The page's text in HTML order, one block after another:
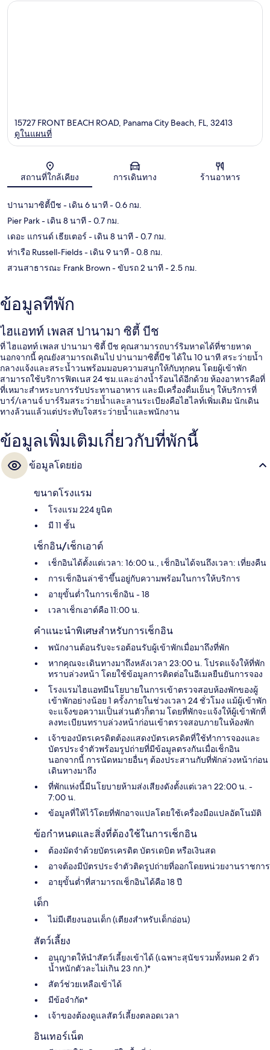
แผนที่
15727 FRONT BEACH ROAD, Panama City Beach, FL, 32413
ดูในแผนที่
สถานที่ใกล้เคียง การเดินทาง ร้านอาหาร
ปานามาซิตี้บีช - เดิน 6 นาที- 0.6 กม.
Pier Park- เดิน 8 นาที- 0.7 กม.
เดอะ แกรนด์ เธียเตอร์ - เดิน 8 นาที- 0.7 กม.
ท่าเรือ Russell-Fields- เดิน 9 นาที- 0.8 กม.
สวนสาธารณะ Frank Brown- ขับรถ 2 นาที- 2.5 กม.
ข้อมูลที่พัก
ไฮแอทท์ เพลส ปานามา ซิตี้ บีช
ที่ ไฮแอทท์ เพลส ปานามา ซิตี้ บีช คุณสามารถบาร์ริมหาดได้ที่ชายหาด
นอกจากนี้ คุณยังสามารถเดินไป ปานามาซิตี้บีช ได้ใน 10 นาที สระว่ายน้ำ
กลางแจ้งและสระน้ำวนพร้อมมอบความสนุกให้กับทุกคน โดยผู้เข้าพัก
สามารถใช้บริการฟิตเนส 24 ชม.และอ่างน้ำร้อนได้อีกด้วย ห้องอาหารคือที่
ที่เหมาะสำหระบการรับประทานอาหาร และมีเครื่องดื่มเย็นๆ ให้บริการที่
บาร์/เลานจ์ บาร์ริมสระว่ายน้ำและลานระเบียงคือไฮไลท์เพิ่มเติม นักเดิน
ทางล้วนแล้วแต่ประทับใจสระว่ายน้ำและพนักงาน
ข้อมูลเพิ่มเติมเกี่ยวกับที่พักนี้
ข้อมูลโดยย่อ
ขนาดโรงแรม
โรงแรม 224 ยูนิต
มี 11 ชั้น
เช็กอิน/เช็กเอาต์
เช็กอินได้ตั้งแต่เวลา: 16:00 น., เช็กอินได้จนถึงเวลา: เที่ยงคืน
การเช็กอินล่าช้าขึ้นอยู่กับความพร้อมในการให้บริการ
อายุขั้นต่ำในการเช็กอิน - 18
เวลาเช็กเอาต์คือ 11:00 น.
คำแนะนำพิเศษสำหรับการเช็กอิน
พนักงานต้อนรับจะรอต้อนรับผู้เข้าพักเมื่อมาถึงที่พัก
หากคุณจะเดินทางมาถึงหลังเวลา 23:00 น. โปรดแจ้งให้ที่พัก
ทราบล่วงหน้า โดยใช้ข้อมูลการติดต่อในอีเมลยืนยันการจอง
โรงแรมไฮแอทมีนโยบายในการเข้าตรวจสอบห้องพักของผู้
เข้าพักอย่างน้อย 1 ครั้งภายในช่วงเวลา 24 ชั่วโมง แม้ผู้เข้าพัก
จะแจ้งขอความเป็นส่วนตัวก็ตาม โดยที่พักจะแจ้งให้ผู้เข้าพักที่
ลงทะเบียนทราบล่วงหน้าก่อนเข้าตรวจสอบภายในห้องพัก
เจ้าของบัตรเครดิตต้องแสดงบัตรเครดิตที่ใช้ทำกา​รจองและ
บัตรประจำตัวพร้อมรูปถ่ายที่มีข้อมูลตรงกันเมื่อเช็กอิ​น
นอกจากนี้ การนัดหมายอื่นๆ ต้องประสานกับที่พักล่วงหน้าก่อน
เดินทางมาถึง
ที่พักแห่งนี้มีนโยบายห้ามส่งเสียงดังตั้งแต่เวลา 22:00 น. -
7:00 น.
ข้อมูลที่ให้ไว้โดยที่พักอาจแปลโดยใช้เครื่องมือแปลอัตโนมัติ
ข้อกำหนดและสิ่งที่ต้องใช้ในการเช็กอิน
ต้องมัดจำด้วยบัตรเครดิต บัตรเดบิต หรือเงินสด
อาจต้องมีบัตรประจำตัวติดรูปถ่ายที่ออกโดยหน่วยงานราชการ
อายุขั้นต่ำที่สามารถเช็กอินได้คือ 18 ปี
เด็ก
ไม่มีเตียงนอนเด็ก (เตียงสำหรับเด็กอ่อน)
สัตว์เลี้ยง
อนุญาตให้นำสัตว์เลี้ยงเข้าได้ (เฉพาะสุนัขรวมทั้งหมด 2 ตัว
น้ำหนักตัวละไม่เกิน 23 กก.)*
สัตว์ช่วยเหลือเข้าได้
มีข้อจำกัด*
เจ้าของต้องดูแลสัตว์เลี้ยงตลอดเวลา
อินเทอร์เน็ต